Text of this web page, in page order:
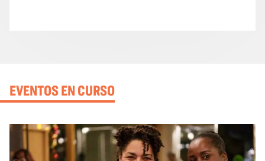
EVENTOS EN CURSO